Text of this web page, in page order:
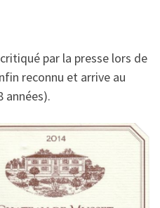
par la presse lors de
reconnu et arrive au
années).